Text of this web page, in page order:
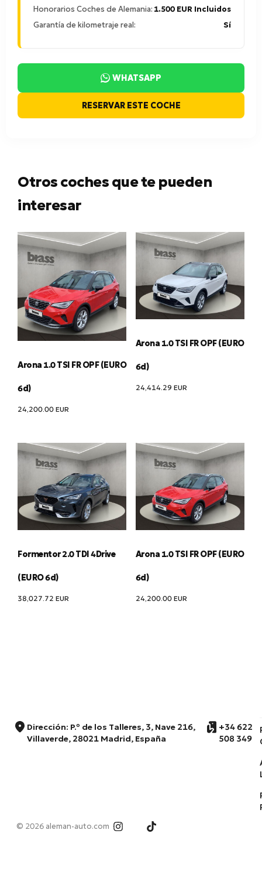
Honorarios Coches de Alemania: 1.500 EUR Incluidos
Garantía de kilometraje real:
Sí
WHATSAPP
RESERVAR ESTE COCHE
Otros coches que te pueden
interesar
Arona 1.0 TSI FR OPF (EURO
6d)
24,200.00 EUR
Arona 1.0 TSI FR OPF (EURO
6d)
24,414.29 EUR
Formentor 2.0 TDI 4Drive
(EURO 6d)
38,027.72 EUR
Arona 1.0 TSI FR OPF (EURO
6d)
24,200.00 EUR
Dirección: P.º de los Talleres, 3, Nave 216,
Villaverde, 28021 Madrid, España
+34 622
508 349
© 2026 aleman-auto.com